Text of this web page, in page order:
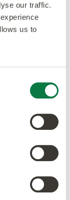
our traffic.
us to